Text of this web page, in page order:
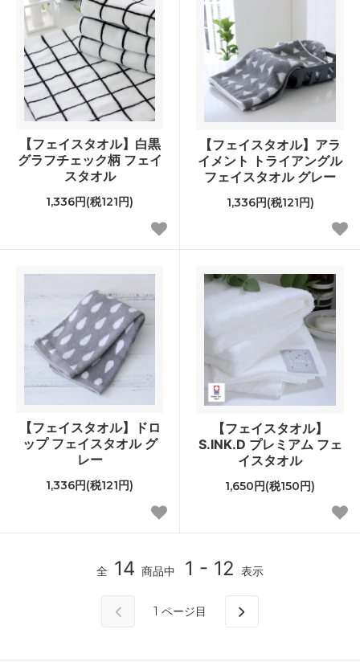
【フェイスタオル】白黒
グラフチェック柄 フェイ
スタオル
1,336円(税121円)
【フェイスタオル】アラ
イメント トライアングル
フェイスタオル グレー
1,336円(税121円)
【フェイスタオル】ドロ
ップ フェイスタオル グ
レー
1,336円(税121円)
【フェイスタオル】
S.INK.D プレミアム フェ
イスタオル
1,650円(税150円)
全 14 商品中 1 - 12 表示
1 ページ目